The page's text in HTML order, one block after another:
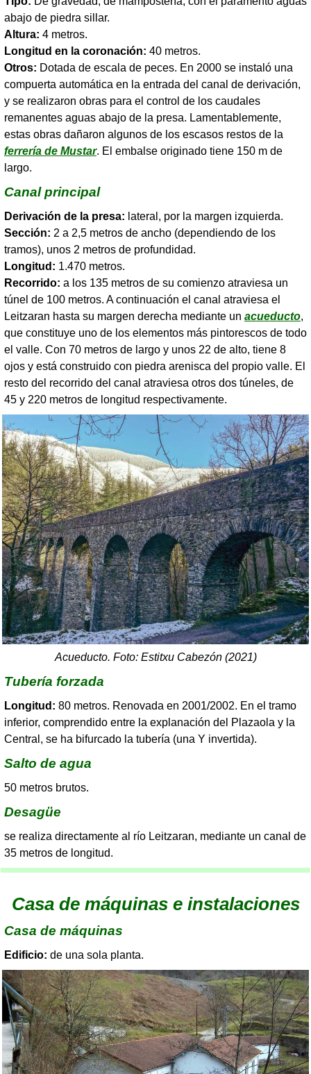
abajo de piedra sillar.
Altura: 4 metros.
Longitud en la coronación: 40 metros.
Otros: Dotada de escala de peces. En 2000 se instaló una
compuerta automática en la entrada del canal de derivación,
y se realizaron obras para el control de los caudales
remanentes aguas abajo de la presa. Lamentablemente,
estas obras dañaron algunos de los escasos restos de la
ferrería de Mustar. El embalse originado tiene 150 m de
largo.
Canal principal
Derivación de la presa: lateral, por la margen izquierda.
Sección: 2 a 2,5 metros de ancho (dependiendo de los
tramos), unos 2 metros de profundidad.
Longitud: 1.470 metros.
Recorrido: a los 135 metros de su comienzo atraviesa un
túnel de 100 metros. A continuación el canal atraviesa el
Leitzaran hasta su margen derecha mediante un acueducto,
que constituye uno de los elementos más pintorescos de todo
el valle. Con 70 metros de largo y unos 22 de alto, tiene 8
ojos y está construido con piedra arenisca del propio valle. El
resto del recorrido del canal atraviesa otros dos túneles, de
45 y 220 metros de longitud respectivamente.
Acueducto. Foto: Estitxu Cabezón (2021)
Tubería forzada
Longitud: 80 metros. Renovada en 2001/2002. En el tramo
inferior, comprendido entre la explanación del Plazaola y la
Central, se ha bifurcado la tubería (una Y invertida).
Salto de agua
50 metros brutos.
Desagüe
se realiza directamente al río Leitzaran, mediante un canal de
35 metros de longitud.
Casa de máquinas e instalaciones
Casa de máquinas
Edificio: de una sola planta.